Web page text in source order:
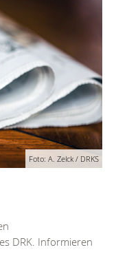
Foto: A. Zelck / DRKS
DRK. Informieren